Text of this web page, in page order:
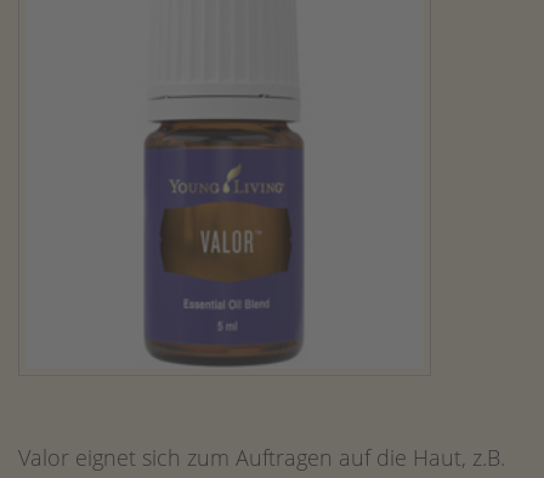
Valor eignet sich zum Auftragen auf die Haut, z.B.